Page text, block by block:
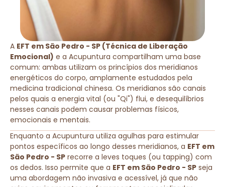
A EFT em São Pedro - SP (Técnica de Liberação
Emocional) e a Acupuntura compartilham uma base
comum: ambas utilizam os princípios dos meridianos
energéticos do corpo, amplamente estudados pela
medicina tradicional chinesa. Os meridianos são canais
pelos quais a energia vital (ou "Qi") flui, e desequilíbrios
nesses canais podem causar problemas físicos,
emocionais e mentais.
Enquanto a Acupuntura utiliza agulhas para estimular
pontos específicos ao longo desses meridianos, a EFT em
São Pedro - SP recorre a leves toques (ou tapping) com
os dedos. Isso permite que a EFT em São Pedro - SP seja
uma abordagem não invasiva e acessível, já que não